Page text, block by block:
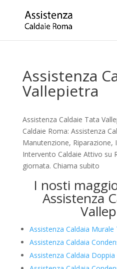
Assistenza
Vallepietra
Assistenza Caldaie Tata
Caldaie Roma: Assistenza
Manutenzione, Riparazione,
Intervento Caldaie Attivo su
giornata. Chiama subito
I nosti
Assistenza
Assistenza Caldaia Murale
Assistenza Caldaia
Assistenza Caldaia